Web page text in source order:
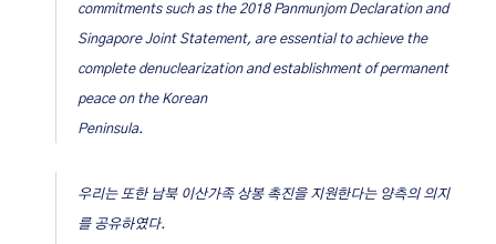
commitments such as the 2018 Panmunjom Declaration and
Singapore Joint Statement, are essential to achieve the
complete denuclearization and establishment of permanent
peace on the Korean
Peninsula.
우리는 또한 남북 이산가족 상봉 촉진을 지원한다는 양측의 의지
를 공유하였다.